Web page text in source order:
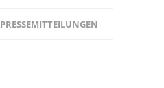
PRESSEMITTEILUNGEN